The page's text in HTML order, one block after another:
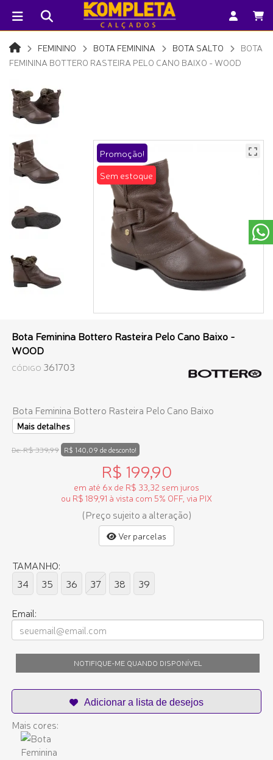
FEMININO BOTA FEMININA BOTA SALTO
BOTA
FEMININA BOTTERO RASTEIRA PELO CANO BAIXO - WOOD
Promoção!
Sem estoque
Bota Feminina Bottero Rasteira Pelo Cano Baixo -
WOOD
CÓDIGO 361703
Bota Feminina Bottero Rasteira Pelo Cano Baixo
Mais detalhes
De:R$ 339,99 R$ 140,09 de desconto!
R$ 199,90
em até 6x de R$ 33,32 sem juros
ou R$ 189,91 à vista com 5% OFF, via PIX
(Preço sujeito a alteração)
Ver parcelas
TAMANHO:
34
35 36 37 38 39
Email:
NOTIFIQUE-ME QUANDO DISPONÍVEL
Mais cores: